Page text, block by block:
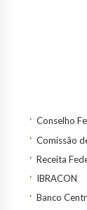
Conselho
Comissão
Receita
IBRACON
Banco